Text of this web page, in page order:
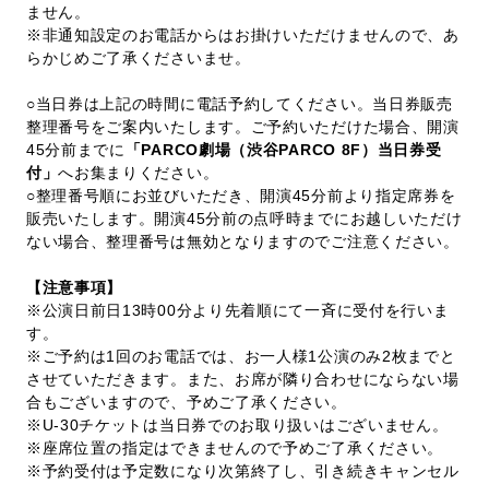
ません。
※非通知設定のお電話からはお掛けいただけませんので、あ
らかじめご了承くださいませ。
○当日券は上記の時間に電話予約してください。当日券販売
整理番号をご案内いたします。ご予約いただけた場合、開演
45分前までに
「PARCO劇場（渋谷PARCO 8F）当日券受
付」へお集まりください。
○整理番号順にお並びいただき、開演45分前より指定席券を
販売いたします。開演45分前の点呼時までにお越しいただけ
ない場合、整理番号は無効となりますのでご注意ください。
【注意事項】
※公演日前日13時00分より先着順にて一斉に受付を行いま
す。
※ご予約は1回のお電話では、お一人様1公演のみ2枚までと
させていただきます。また、お席が隣り合わせにならない場
合もございますので、予めご了承ください。
※U-30チケットは当日券でのお取り扱いはございません。
※座席位置の指定はできませんので予めご了承ください。
※予約受付は予定数になり次第終了し、引き続きキャンセル